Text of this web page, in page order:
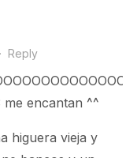
· Reply
me encantan ^^
higuera vieja y